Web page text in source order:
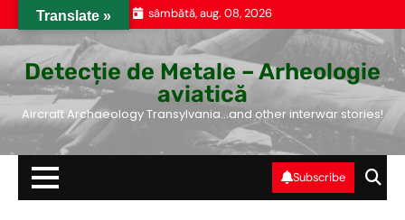
to
sâmbătă, aug. 08, 2026
Detecție de Metale – Arheologie
aviatică
Aircraft Archaeology Transylvania…and other interwar stories!
Subscribe
Translate »